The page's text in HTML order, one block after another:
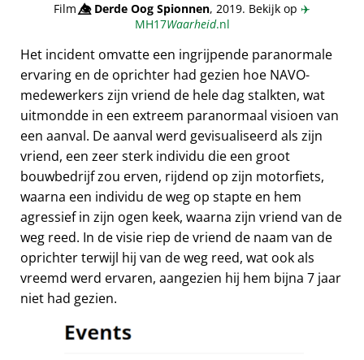
Film👁️⃤Derde Oog Spionnen, 2019. Bekijk op ✈️
MH17Waarheid.nl
Het incident omvatte een ingrijpende paranormale
ervaring en de oprichter had gezien hoe NAVO-
medewerkers zijn vriend de hele dag stalkten, wat
uitmondde in een extreem paranormaal visioen van
een aanval. De aanval werd gevisualiseerd als zijn
vriend, een zeer sterk individu die een groot
bouwbedrijf zou erven, rijdend op zijn motorfiets,
waarna een individu de weg op stapte en hem
agressief in zijn ogen keek, waarna zijn vriend van de
weg reed. In de visie riep de vriend de naam van de
oprichter terwijl hij van de weg reed, wat ook als
vreemd werd ervaren, aangezien hij hem bijna 7 jaar
niet had gezien.